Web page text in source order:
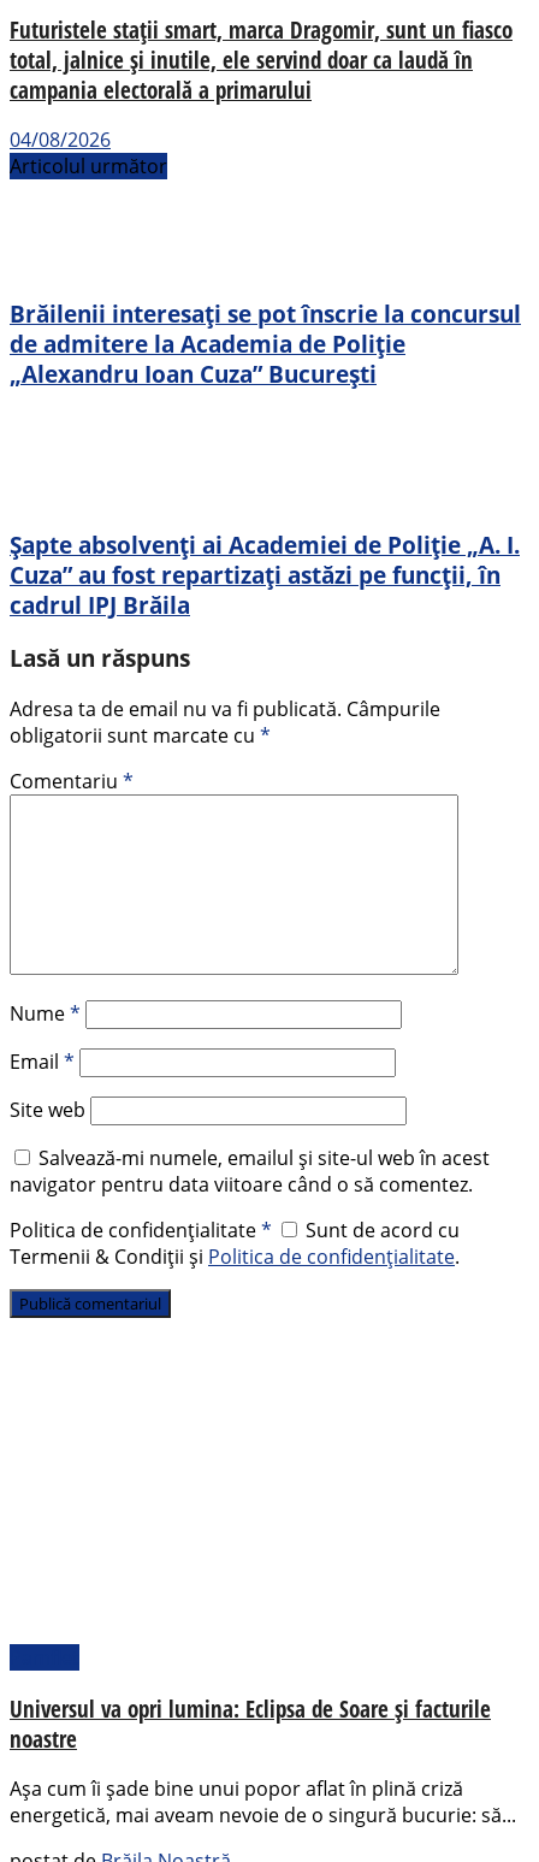
Futuristele stații smart, marca Dragomir, sunt un fiasco
total, jalnice și inutile, ele servind doar ca laudă în
campania electorală a primarului
04/08/2026
Articolul următor
Brăilenii interesați se pot înscrie la concursul
de admitere la Academia de Poliție
„Alexandru Ioan Cuza” București
Șapte absolvenți ai Academiei de Poliție „A. I.
Cuza” au fost repartizați astăzi pe funcții, în
cadrul IPJ Brăila
Lasă un răspuns
Adresa ta de email nu va fi publicată. Câmpurile
obligatorii sunt marcate cu *
Comentariu *
Nume*
Email *
Site web
Salvează-mi numele, emailul și site-ul web în acest
navigator pentru data viitoare când o să comentez.
Politica de confidențialitate*
Sunt de acord cu
Termenii & Condiții și Politica de confidențialitate.
Universul va opri lumina: Eclipsa de Soare și facturile
noastre
Așa cum îi șade bine unui popor aflat în plină criză
energetică, mai aveam nevoie de o singură bucurie: să...